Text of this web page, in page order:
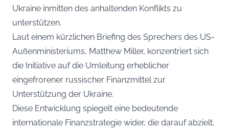
Ukraine inmitten des anhaltenden Konflikts zu
unterstützen.
Laut einem kürzlichen Briefing des Sprechers des US-
Außenministeriums, Matthew Miller, konzentriert sich
die Initiative auf die Umleitung erheblicher
eingefrorener russischer Finanzmittel zur
Unterstützung der Ukraine.
Diese Entwicklung spiegelt eine bedeutende
internationale Finanzstrategie wider, die darauf abzielt,